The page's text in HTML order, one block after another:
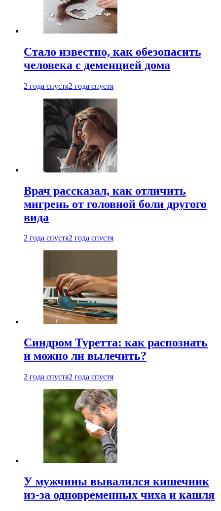
Стало известно, как обезопасить
человека с деменцией дома
2 года спустя2 года спустя
Врач рассказал, как отличить
мигрень от головной боли другого
вида
2 года спустя2 года спустя
Синдром Туретта: как распознать
и можно ли вылечить?
2 года спустя2 года спустя
У мужчины вывалился кишечник
из-за одновременных чиха и кашля